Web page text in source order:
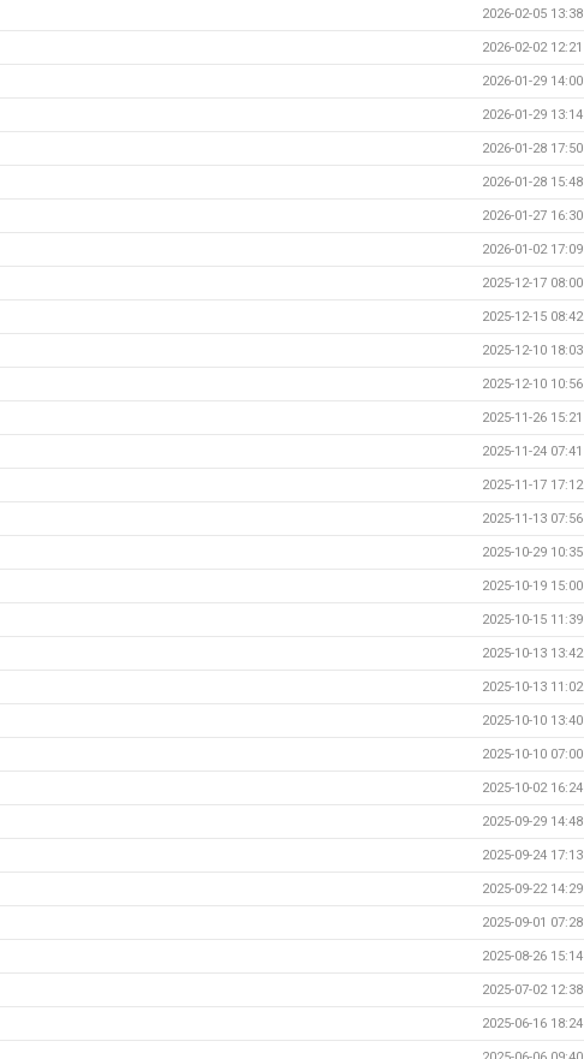
2026-02-05 13:38
2026-02-02 12:21
2026-01-29 14:00
2026-01-29 13:14
2026-01-28 17:50
2026-01-28 15:48
2026-01-27 16:30
2026-01-02 17:09
2025-12-17 08:00
2025-12-15 08:42
2025-12-10 18:03
2025-12-10 10:56
2025-11-26 15:21
2025-11-24 07:41
2025-11-17 17:12
2025-11-13 07:56
2025-10-29 10:35
2025-10-19 15:00
2025-10-15 11:39
2025-10-13 13:42
2025-10-13 11:02
2025-10-10 13:40
2025-10-10 07:00
2025-10-02 16:24
2025-09-29 14:48
2025-09-24 17:13
2025-09-22 14:29
2025-09-01 07:28
2025-08-26 15:14
2025-07-02 12:38
2025-06-16 18:24